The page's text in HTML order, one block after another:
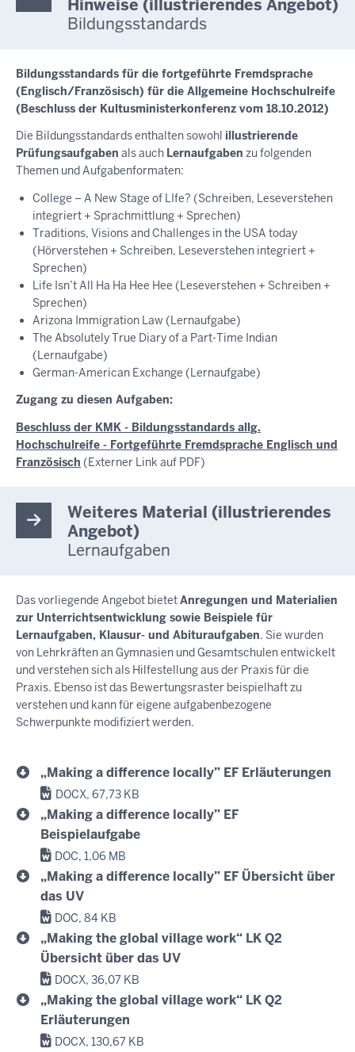
Hinweise (illustrierendes Angebot)
Bildungsstandards
Bildungsstandards für die fortgeführte Fremdsprache
(Englisch/Französisch) für die Allgemeine Hochschulreife
(Beschluss der Kultusministerkonferenz vom 18.10.2012)
Die Bildungsstandards enthalten sowohl illustrierende
Prüfungsaufgaben als auch Lernaufgaben zu folgenden
Themen und Aufgabenformaten:
College – A New Stage of LIfe? (Schreiben, Leseverstehen
integriert + Sprachmittlung + Sprechen)
Traditions, Visions and Challenges in the USA today
(Hörverstehen + Schreiben, Leseverstehen integriert +
Sprechen)
Life Isn’t All Ha Ha Hee Hee (Leseverstehen + Schreiben +
Sprechen)
Arizona Immigration Law (Lernaufgabe)
The Absolutely True Diary of a Part-Time Indian
(Lernaufgabe)
German-American Exchange (Lernaufgabe)
Zugang zu diesen Aufgaben:
Beschluss der KMK - Bildungsstandards allg.
Hochschulreife - Fortgeführte Fremdsprache Englisch und
Französisch (Externer Link auf PDF)
Weiteres Material (illustrierendes
Angebot)
Lernaufgaben
Das vorliegende Angebot bietetAnregungen und Materialien
zur Unterrichtsentwicklung sowie Beispiele für
Lernaufgaben, Klausur- und Abituraufgaben. Sie wurden
von Lehrkräften an Gymnasien und Gesamtschulen entwickelt
und verstehen sich als Hilfestellung aus der Praxis für die
Praxis. Ebenso ist das Bewertungsraster beispielhaft zu
verstehen und kann für eigene aufgabenbezogene
Schwerpunkte modifiziert werden.
„Making a difference locally” EF Erläuterungen
DOCX, 67,73 KB
„Making a difference locally” EF
Beispielaufgabe
DOC, 1,06 MB
„Making a difference locally” EF Übersicht über
das UV
DOC, 84 KB
„Making the global village work“ LK Q2
Übersicht über das UV
DOCX, 36,07 KB
„Making the global village work“ LK Q2
Erläuterungen
DOCX, 130,67 KB